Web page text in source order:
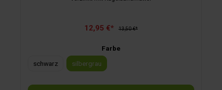
12,95 €* 13,50 €*
Farbe
schwarz
silbergrau